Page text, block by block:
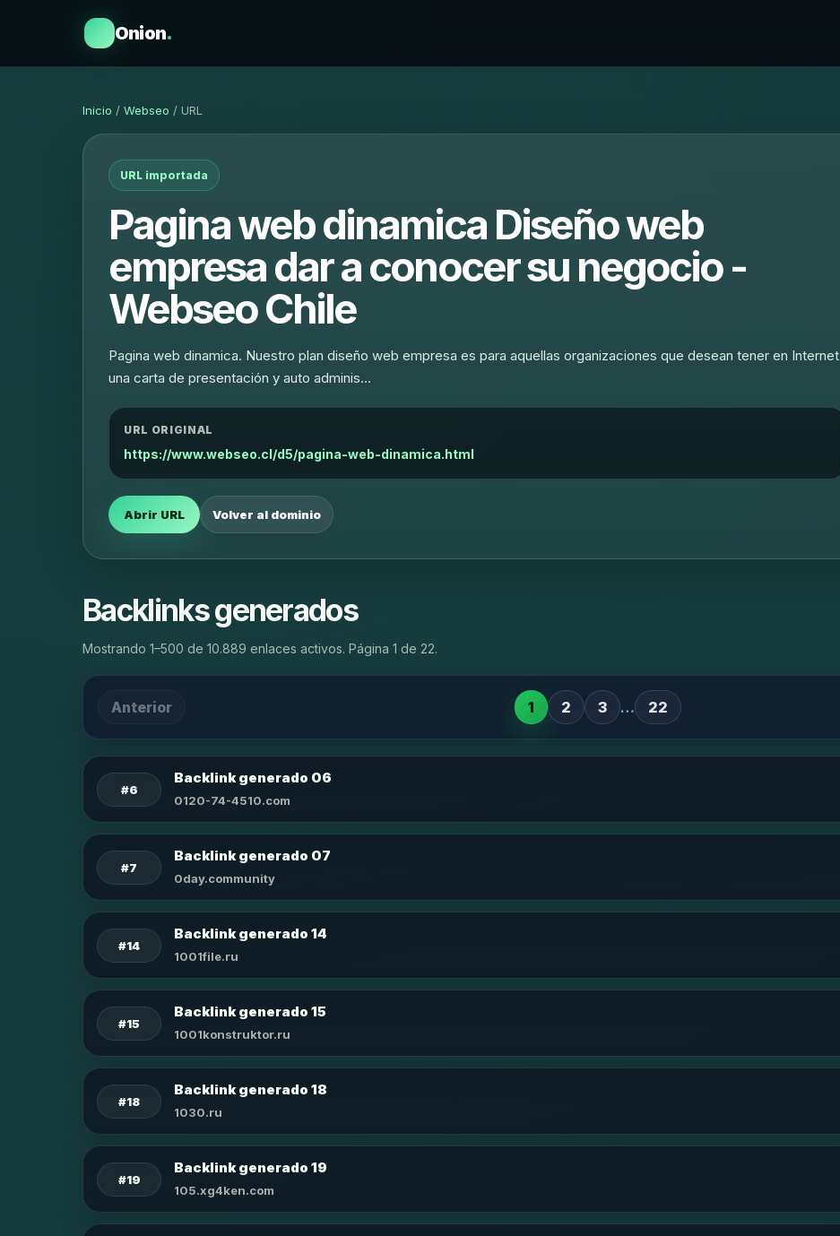
Onion.
Inicio / Webseo / URL
URL importada
Pagina web dinamica Diseño web
empresa dar a conocer su negocio -
Webseo Chile
Pagina web dinamica. Nuestro plan diseño web empresa es para aquellas organizaciones que desean tener en Internet
una carta de presentación y auto adminis…
URL ORIGINAL
https://www.webseo.cl/d5/pagina-web-dinamica.html
Abrir URL Volver al dominio
Backlinks generados
Mostrando 1–500 de 10.889 enlaces activos. Página 1 de 22.
Anterior 1 2 3 … 22
#6
Backlink generado 06
0120-74-4510.com
#7
Backlink generado 07
0day.community
#14
Backlink generado 14
1001file.ru
#15
Backlink generado 15
1001konstruktor.ru
#18
Backlink generado 18
1030.ru
#19
Backlink generado 19
105.xg4ken.com